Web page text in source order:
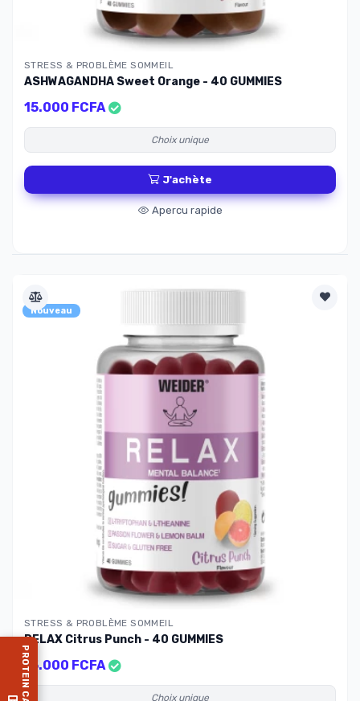
STRESS & PROBLÈME SOMMEIL
ASHWAGANDHA Sweet Orange - 40 GUMMIES
15.000 FCFA
Choix unique
J'achète
Apercu rapide
Nouveau
STRESS & PROBLÈME SOMMEIL
RELAX Citrus Punch - 40 GUMMIES
15.000 FCFA
Choix unique